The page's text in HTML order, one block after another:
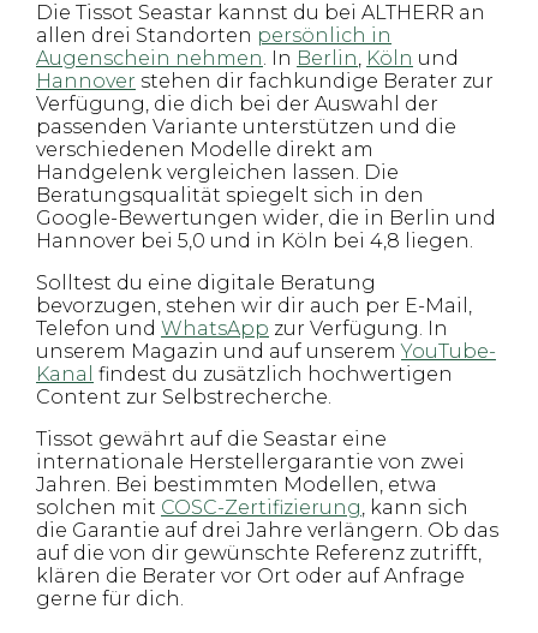
Die Tissot Seastar kannst du bei ALTHERR an
allen drei Standorten persönlich in
Augenschein nehmen. In Berlin, Köln und
Hannover stehen dir fachkundige Berater zur
Verfügung, die dich bei der Auswahl der
passenden Variante unterstützen und die
verschiedenen Modelle direkt am
Handgelenk vergleichen lassen. Die
Beratungsqualität spiegelt sich in den
Google-Bewertungen wider, die in Berlin und
Hannover bei 5,0 und in Köln bei 4,8 liegen.
Solltest du eine digitale Beratung
bevorzugen, stehen wir dir auch per E-Mail,
Telefon und WhatsApp zur Verfügung. In
unserem Magazin und auf unseremYouTube-
Kanal findest du zusätzlich hochwertigen
Content zur Selbstrecherche.
Tissot gewährt auf die Seastar eine
internationale Herstellergarantie von zwei
Jahren. Bei bestimmten Modellen, etwa
solchen mit COSC-Zertifizierung, kann sich
die Garantie auf drei Jahre verlängern. Ob das
auf die von dir gewünschte Referenz zutrifft,
klären die Berater vor Ort oder auf Anfrage
gerne für dich.